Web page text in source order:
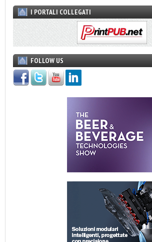
I PORTALI COLLEGATI
FOLLOW US